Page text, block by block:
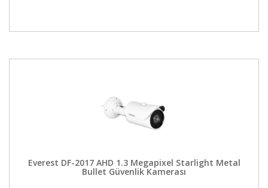
Everest DF-2017 AHD 1.3 Megapixel Starlight Metal
Bullet Güvenlik Kamerası